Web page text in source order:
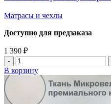
Матрасы и чехлы
Доступно для предзаказа
1 390 ₽
В корзину